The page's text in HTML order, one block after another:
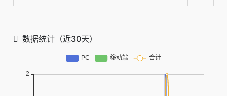
数据统计（近30天）